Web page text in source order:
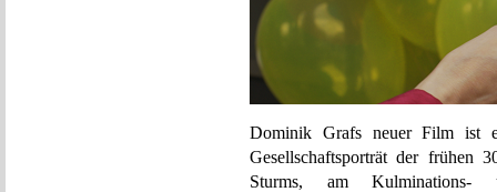
Dominik Grafs neuer Film ist
Gesellschaftsporträt der frühen
Sturms, am Kulminations-